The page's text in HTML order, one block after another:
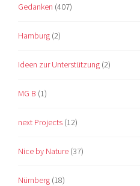
Gedanken (407)
Hamburg (2)
Ideen zur Unterstützung (2)
MG B (1)
next Projects (12)
Nice by Nature (37)
Nürnberg (18)